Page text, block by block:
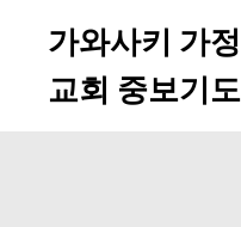
가와사키 가정
교회 중보기도